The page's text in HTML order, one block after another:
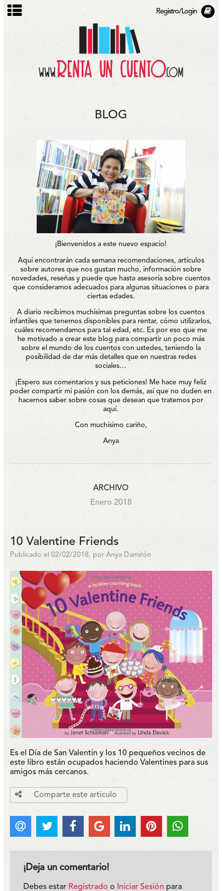
Registro/Login
BLOG
¡Bienvenidos a este nuevo espacio!
Aquí encontrarán cada semana recomendaciones, artículos
sobre autores que nos gustan mucho, información sobre
novedades, reseñas y puede que hasta asesoría sobre cuentos
que consideramos adecuados para algunas situaciones o para
ciertas edades.
A diario recibimos muchísimas preguntas sobre los cuentos
infantiles que tenemos disponibles para rentar, cómo utilizarlos,
cuáles recomendamos para tal edad, etc. Es por eso que me
he motivado a crear este blog para compartir un poco más
sobre el mundo de los cuentos con ustedes, teniendo la
posibilidad de dar más detalles que en nuestras redes
sociales…
¡Espero sus comentarios y sus peticiones! Me hace muy feliz
poder compartir mi pasión con los demás, así que no duden en
hacernos saber sobre cosas que desean que tratemos por
aquí.
Con muchísimo cariño,
Anya
ARCHIVO
Enero 2018
10 Valentine Friends
Publicado el 02/02/2018, por Anya Damirón
Es el Día de San Valentín y los 10 pequeños vecinos de
este libro están ocupados haciendo Valentines para sus
amigos más cercanos.
Comparte este articulo
¡Deja un comentario!
Debes estar Registrado o Iniciar Sesión para